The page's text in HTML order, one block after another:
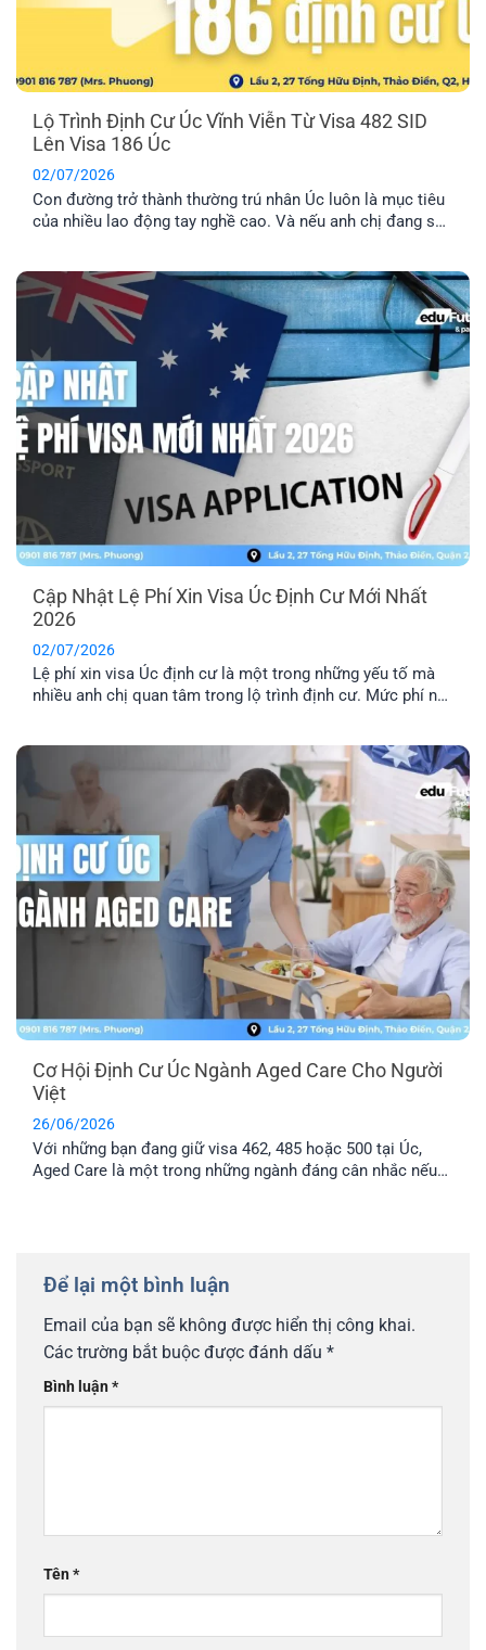
Lộ Trình Định Cư Úc Vĩnh Viễn Từ Visa 482 SID
Lên Visa 186 Úc
02/07/2026
Con đường trở thành thường trú nhân Úc luôn là mục tiêu
của nhiều lao động tay nghề cao. Và nếu anh chị đang sở
trình chi tiết để chuyển đổi từ visa tạm trú này sang visa
186 Úc, mở ra cánh cửa định cư lâu dài.
Cập Nhật Lệ Phí Xin Visa Úc Định Cư Mới Nhất
2026
02/07/2026
Lệ phí xin visa Úc định cư là một trong những yếu tố mà
nhiều anh chị quan tâm trong lộ trình định cư. Mức phí này
Cơ Hội Định Cư Úc Ngành Aged Care Cho Người
Việt
26/06/2026
Với những bạn đang giữ visa 462, 485 hoặc 500 tại Úc,
Aged Care là một trong những ngành đáng cân nhắc nếu
Để lại một bình luận
Email của bạn sẽ không được hiển thị công khai.
Các trường bắt buộc được đánh dấu *
Bình luận*
Tên*